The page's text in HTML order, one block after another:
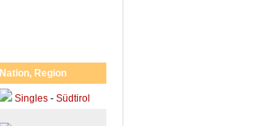
Nation, Region
Singles - Südtirol